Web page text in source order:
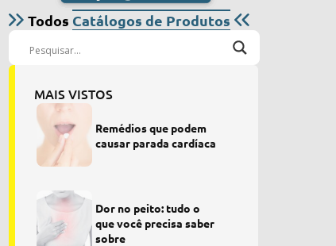
Todos Catálogos de Produtos
MAIS VISTOS
Remédios que podem
causar parada cardíaca
Dor no peito: tudo o
que você precisa saber
sobre